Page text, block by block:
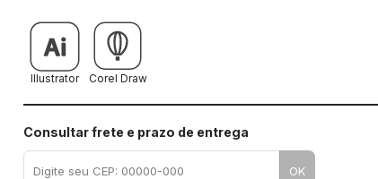
Illustrator Corel Draw
Consultar frete e prazo de entrega
OK